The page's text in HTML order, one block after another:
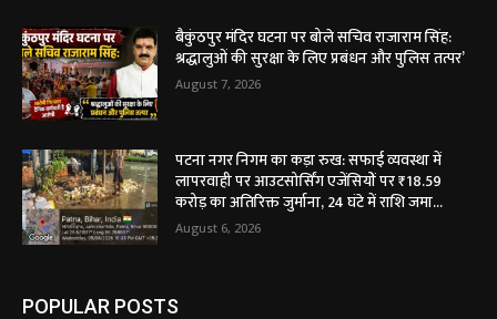
बैकुंठपुर मंदिर घटना पर बोले सचिव राजाराम सिंह:
श्रद्धालुओं की सुरक्षा के लिए प्रबंधन और पुलिस तत्पर’
August 7, 2026
पटना नगर निगम का कड़ा रुख: सफाई व्यवस्था में
लापरवाही पर आउटसोर्सिंग एजेंसियों पर ₹18.59
करोड़ का अतिरिक्त जुर्माना, 24 घंटे में राशि जमा...
August 6, 2026
POPULAR POSTS